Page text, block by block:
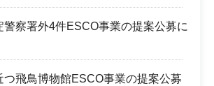
警察署外4件ESCO事業の提案公募に
つ飛鳥博物館ESCO事業の提案公募